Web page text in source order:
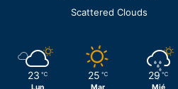
Scattered Clouds
23 ℃ 25 ℃ 29 ℃